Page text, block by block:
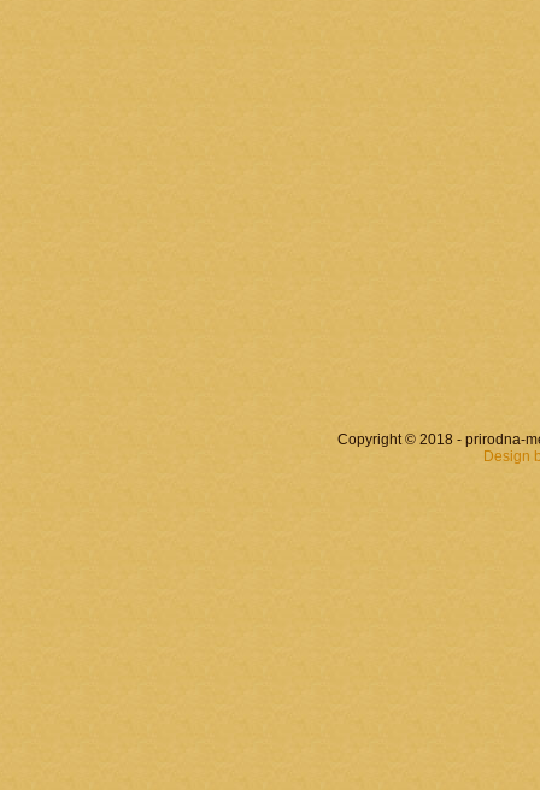
Copyright © 2018 - prirodna-
Design